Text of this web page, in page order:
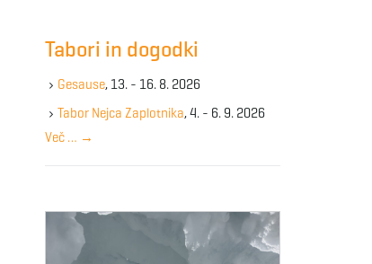
e
y
w
r
Tabori in dogodki
Gesause, 13. - 16. 8. 2026
Tabor Nejca Zaplotnika, 4. - 6. 9. 2026
Več … →